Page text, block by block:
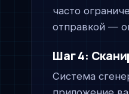
часто
отправкой —
Шаг 4:
Система